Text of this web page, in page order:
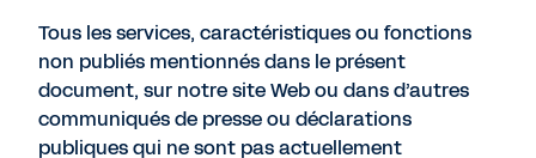
Tous les services, caractéristiques ou fonctions
non publiés mentionnés dans le présent
document, sur notre site Web ou dans d’autres
communiqués de presse ou déclarations
publiques qui ne sont pas actuellement